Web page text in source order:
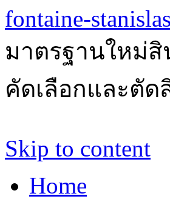
fontaine-
มาตรฐานใหม่สิ
คัดเลือกและตั
Skip to content
Home